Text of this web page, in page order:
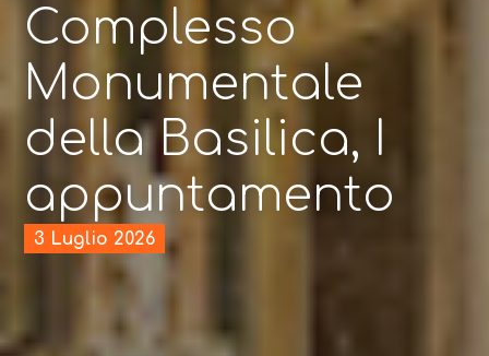
Complesso
Monumentale
della Basilica, I
appuntamento
3 Luglio 2026